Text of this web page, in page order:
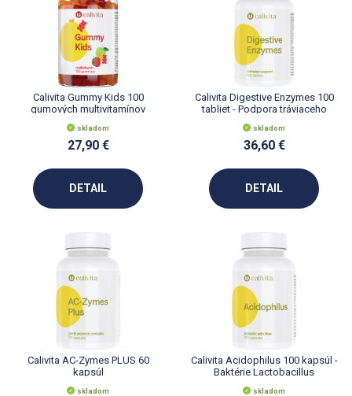
Calivita Gummy Kids 100
gumových multivitamínov
skladom
27,90 €
DETAIL
Calivita Digestive Enzymes 100
tabliet - Podpora tráviaceho
systému
skladom
36,60 €
DETAIL
Calivita AC-Zymes PLUS 60
kapsúl
skladom
Calivita Acidophilus 100 kapsúl -
Baktérie Lactobacillus
Acidophilus + Vláknina
skladom